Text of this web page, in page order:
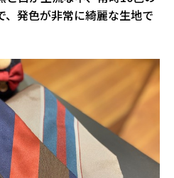
発色が非常に綺麗な生地で